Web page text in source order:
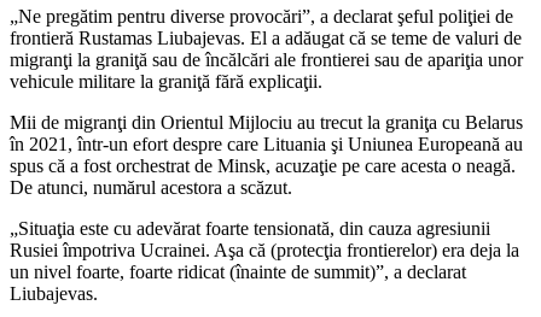
„Ne pregătim pentru diverse provocări”, a declarat şeful poliţiei de
frontieră Rustamas Liubajevas. El a adăugat că se teme de valuri de
migranţi la graniţă sau de încălcări ale frontierei sau de apariţia unor
vehicule militare la graniţă fără explicaţii.
Mii de migranţi din Orientul Mijlociu au trecut la graniţa cu Belarus
în 2021, într-un efort despre care Lituania şi Uniunea Europeană au
spus că a fost orchestrat de Minsk, acuzaţie pe care acesta o neagă.
De atunci, numărul acestora a scăzut.
„Situaţia este cu adevărat foarte tensionată, din cauza agresiunii
Rusiei împotriva Ucrainei. Aşa că (protecţia frontierelor) era deja la
un nivel foarte, foarte ridicat (înainte de summit)”, a declarat
Liubajevas.